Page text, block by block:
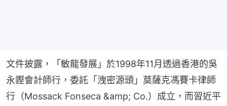
文件披露，「敏龍發展」於1998年11月透過香港的吳
永鏗會計師行，委託「洩密源頭」莫薩克馮賽卡律師
行（Mossack Fonseca &amp; Co.）成立，而習近平